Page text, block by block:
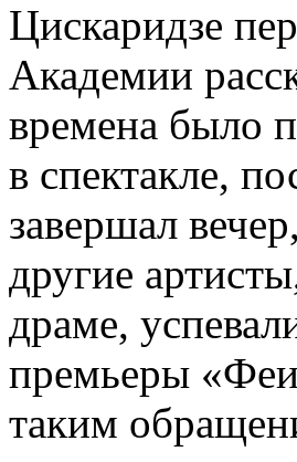
Цискаридзе
Академии
времена было
в спектакле,
завершал
другие
драме,
премьеры
таким